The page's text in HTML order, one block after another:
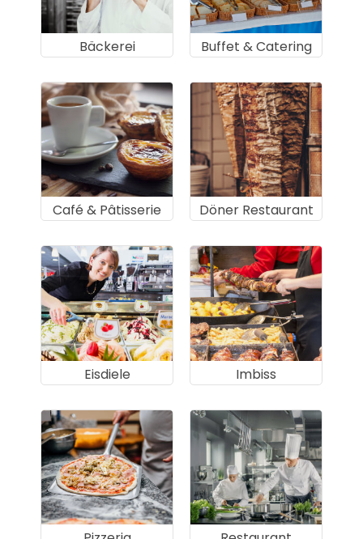
Bäckerei Buffet & Catering
Café & Pâtisserie Döner Restaurant
Eisdiele Imbiss